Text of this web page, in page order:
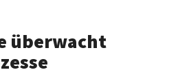
überwacht